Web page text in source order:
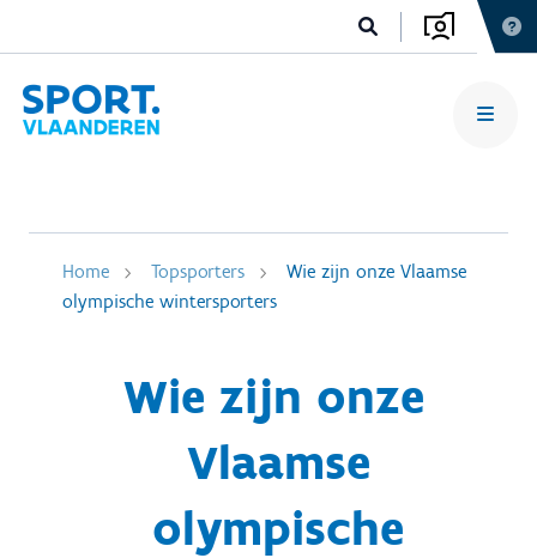
Home Topsporters
Wie zijn onze Vlaamse
olympische wintersporters
Wie zijn onze
Vlaamse
olympische